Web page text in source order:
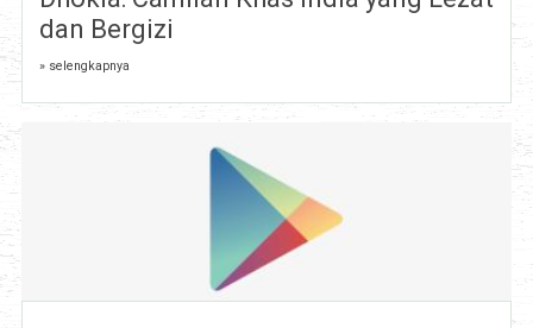
dan Bergizi
» selengkapnya